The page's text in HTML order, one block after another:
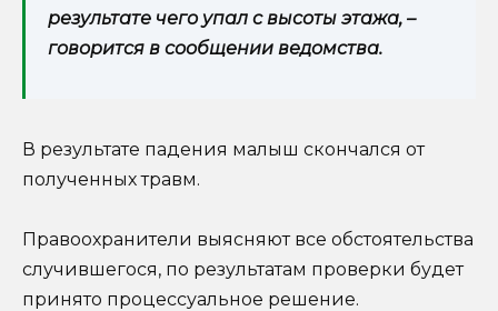
результате чего упал с высоты этажа, –
говорится в сообщении ведомства.
В результате падения малыш скончался от
полученных травм.
Правоохранители выясняют все обстоятельства
случившегося, по результатам проверки будет
принято процессуальное решение.